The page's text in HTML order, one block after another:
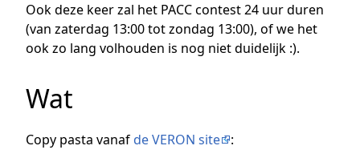
Ook deze keer zal het PACC contest 24 uur duren
(van zaterdag 13:00 tot zondag 13:00), of we het
ook zo lang volhouden is nog niet duidelijk :).
Wat
Copy pasta vanaf de VERON site
: